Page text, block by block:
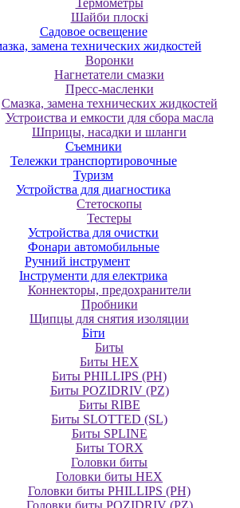
Термометры
Шайби плоскі
Садовое освещение
замена технических жидкостей
Воронки
Нагнетатели смазки
Пресс-масленки
Смазка, замена технических жидкостей
Устроиства и емкости для сбора масла
Шприцы, насадки и шланги
Съемники
Тележки транспортировочные
Туризм
Устройства для диагностика
Стетоскопы
Тестеры
Устройства для очистки
Фонари автомобильные
Ручний інструмент
Інструменти для електрика
Коннекторы, предохранители
Пробники
Щипцы для снятия изоляции
Біти
Биты
Биты HEX
Биты PHILLIPS (PH)
Биты POZIDRIV (PZ)
Биты RIBE
Биты SLOTTED (SL)
Биты SPLINE
Биты TORX
Головки биты
Головки биты HEX
Головки биты PHILLIPS (PH)
Головки биты POZIDRIV (PZ)